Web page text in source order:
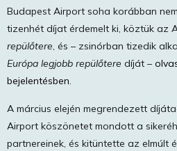
Budapest Airport soha korábban
tizenhét díjat érdemelt ki, köztük az
repülőtere, és – zsinórban tizedik
Európa legjobb repülőtere díját –
bejelentésben.
A március elején megrendezett
Airport köszönetet mondott a
partnereinek, és kitüntette az elmúlt